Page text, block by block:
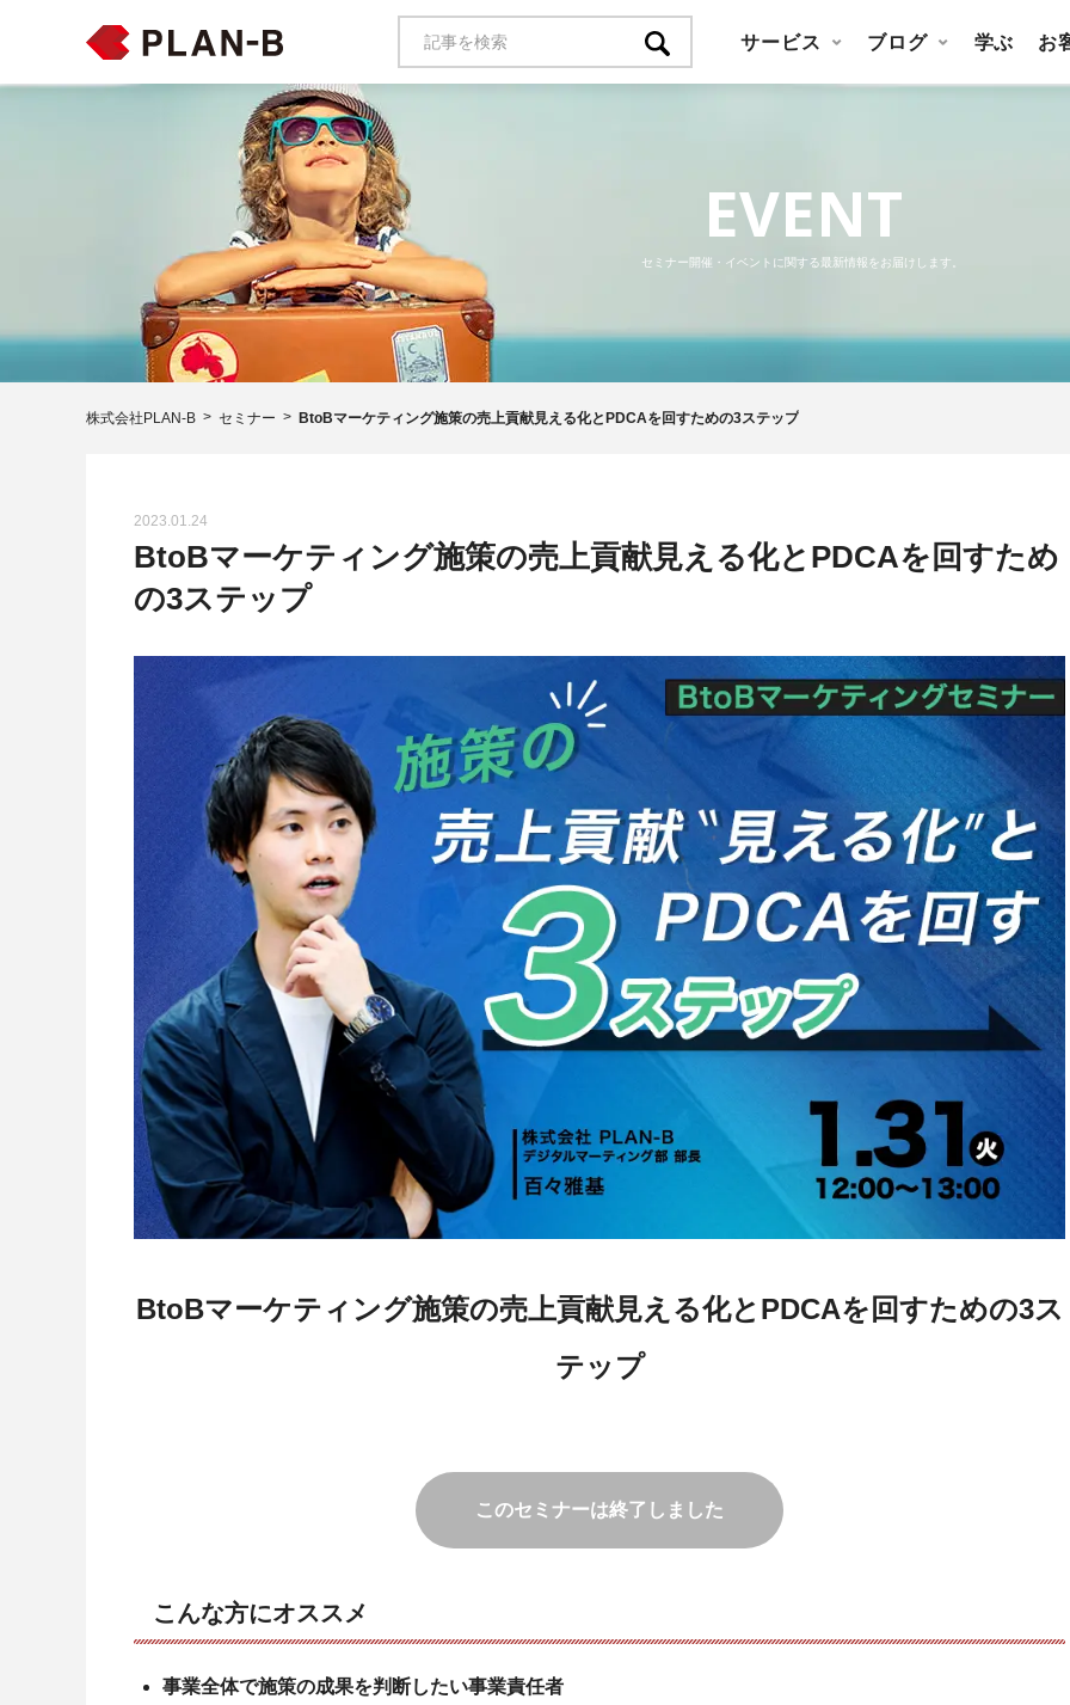
サービス ブログ 学ぶ お
EVENT
セミナー開催・イベントに関する最新情報をお届けします。
株式会社PLAN-B セミナー BtoBマーケティング施策の売上貢献見える化とPDCAを回すための3ステップ
2023.01.24
BtoBマーケティング施策の売上貢献見える化とPDCAを回すため
の3ステップ
BtoBマーケティング施策の売上貢献見える化とPDCAを回すための3ス
テップ
このセミナーは終了しました
こんな方にオススメ
事業全体で施策の成果を判断したい事業責任者